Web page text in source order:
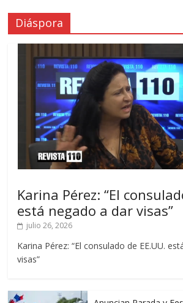
Diáspora
Karina Pérez: “El
está negado a dar visas”
julio 26, 2026
Karina Pérez: “El consulado de EE.UU.
visas”